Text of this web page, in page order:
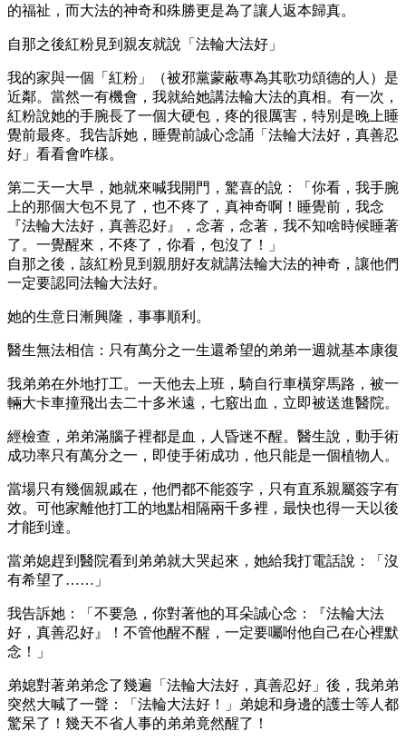
的福祉，而大法的神奇和殊勝更是為了讓人返本歸真。
自那之後紅粉見到親友就說「法輪大法好」
我的家與一個「紅粉」（被邪黨蒙蔽專為其歌功頌德的人）是
近鄰。當然一有機會，我就給她講法輪大法的真相。有一次，
紅粉說她的手腕長了一個大硬包，疼的很厲害，特別是晚上睡
覺前最疼。我告訴她，睡覺前誠心念誦「法輪大法好，真善忍
好」看看會咋樣。
第二天一大早，她就來喊我開門，驚喜的說：「你看，我手腕
上的那個大包不見了，也不疼了，真神奇啊！睡覺前，我念
『法輪大法好，真善忍好』，念著，念著，我不知啥時候睡著
了。一覺醒來，不疼了，你看，包沒了！」
自那之後，該紅粉見到親朋好友就講法輪大法的神奇，讓他們
一定要認同法輪大法好。
她的生意日漸興隆，事事順利。
醫生無法相信：只有萬分之一生還希望的弟弟一週就基本康復
我弟弟在外地打工。一天他去上班，騎自行車橫穿馬路，被一
輛大卡車撞飛出去二十多米遠，七竅出血，立即被送進醫院。
經檢查，弟弟滿腦子裡都是血，人昏迷不醒。醫生說，動手術
成功率只有萬分之一，即使手術成功，他只能是一個植物人。
當場只有幾個親戚在，他們都不能簽字，只有直系親屬簽字有
效。可他家離他打工的地點相隔兩千多裡，最快也得一天以後
才能到達。
當弟媳趕到醫院看到弟弟就大哭起來，她給我打電話說：「沒
有希望了……」
我告訴她：「不要急，你對著他的耳朵誠心念：『法輪大法
好，真善忍好』！不管他醒不醒，一定要囑咐他自己在心裡默
念！」
弟媳對著弟弟念了幾遍「法輪大法好，真善忍好」後，我弟弟
突然大喊了一聲：「法輪大法好！」弟媳和身邊的護士等人都
驚呆了！幾天不省人事的弟弟竟然醒了！